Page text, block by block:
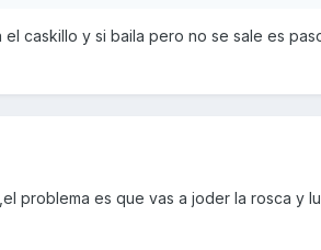
caskillo y si baila pero no se sale es
problema es que vas a joder la rosca y